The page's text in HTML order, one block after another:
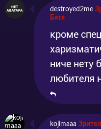
destroyed2me
Батя
кроме
ниче нету
любителя
kojimaaa